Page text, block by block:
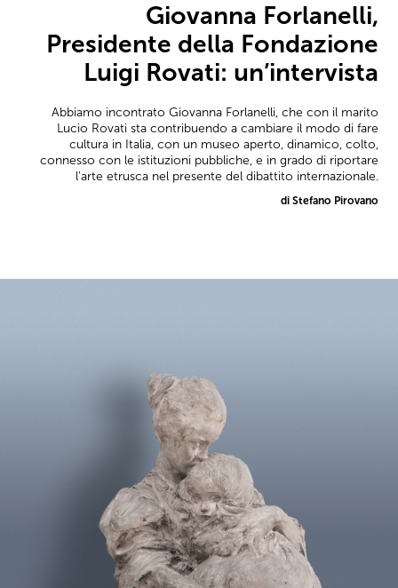
Giovanna Forlanelli,
Presidente della Fondazione
Luigi Rovati: un’intervista
Abbiamo incontrato Giovanna Forlanelli, che con il marito
Lucio Rovati sta contribuendo a cambiare il modo di fare
cultura in Italia, con un museo aperto, dinamico, colto,
connesso con le istituzioni pubbliche, e in grado di riportare
l'arte etrusca nel presente del dibattito internazionale.
di Stefano Pirovano